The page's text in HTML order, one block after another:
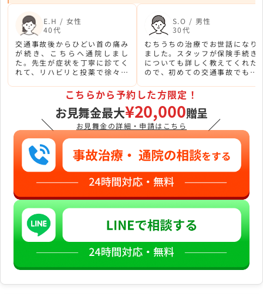
E.H / 女性
40代
交通事故後からひどい首の痛み
が続き、こちらへ通院しまし
た。先生が症状を丁寧に診てく
れて、リハビリと投薬で徐々に
通いやすかったです。
S.O / 男性
30代
むちうちの治療でお世話になり
ました。スタッフが保険手続き
についても詳しく教えてくれた
ので、初めての交通事故でも安
効果も十分に感じられました。
＼
こちらから予約した方限定！
お見舞金最大¥20,000贈呈
お見舞金の詳細・申請はこちら ／